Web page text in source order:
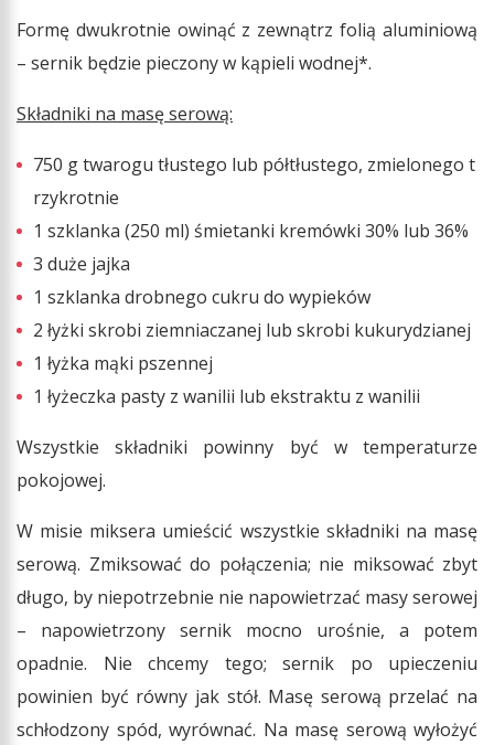
Formę dwukrotnie owinąć z zewnątrz folią aluminiową
– sernik będzie pieczony w kąpieli wodnej*.
Składniki na masę serową:
750 g twarogu tłustego lub półtłustego, zmielonego t
rzykrotnie
1 szklanka (250 ml) śmietanki kremówki 30% lub 36%
3 duże jajka
1 szklanka drobnego cukru do wypieków
2 łyżki skrobi ziemniaczanej lub skrobi kukurydzianej
1 łyżka mąki pszennej
1 łyżeczka pasty z wanilii lub ekstraktu z wanilii
Wszystkie składniki powinny być w temperaturze
pokojowej.
W misie miksera umieścić wszystkie składniki na masę
serową. Zmiksować do połączenia; nie miksować zbyt
długo, by niepotrzebnie nie napowietrzać masy serowej
– napowietrzony sernik mocno urośnie, a potem
opadnie. Nie chcemy tego; sernik po upieczeniu
powinien być równy jak stół. Masę serową przelać na
schłodzony spód, wyrównać. Na masę serową wyłożyć